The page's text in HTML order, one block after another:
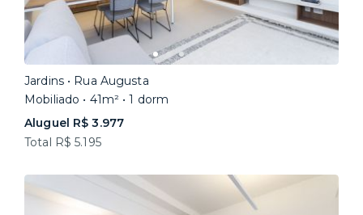
Jardins • Rua Augusta
Mobiliado • 41m² • 1 dorm
Aluguel R$ 3.977
Total R$ 5.195